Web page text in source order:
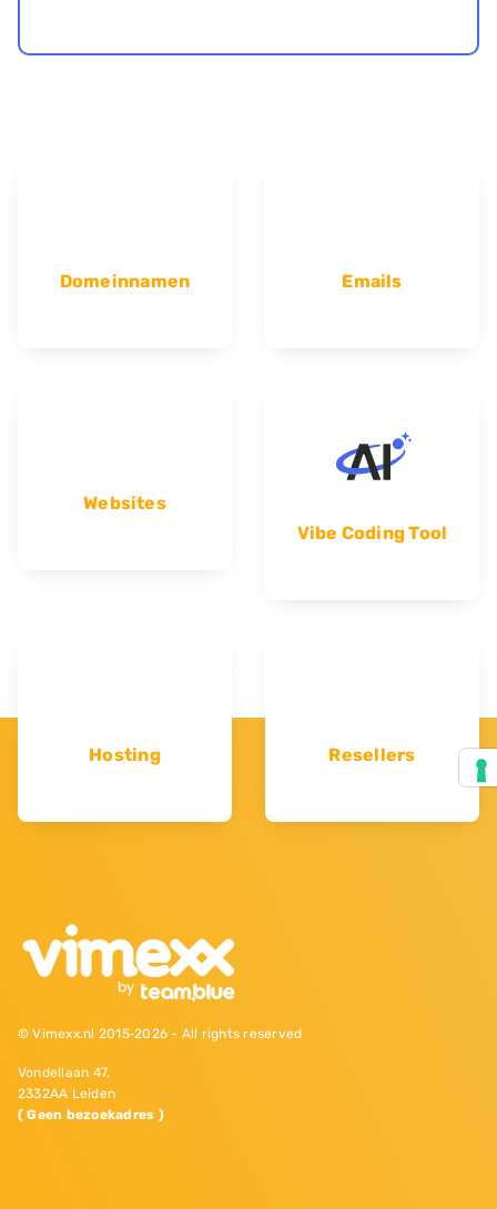
Domeinnamen Emails
Websites
Vibe Coding Tool
Hosting Resellers
© Vimexx.nl 2015‐2026 - All rights reserved
Vondellaan 47,
2332AA Leiden
( Geen bezoekadres )